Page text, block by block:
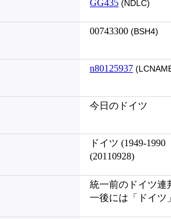
GG435 (NDLC)
00743300 (BSH4)
n80125937
今日のドイツ
ドイツ (1949-
(20110928)
統一前のドイツ連
一後には「ドイツ